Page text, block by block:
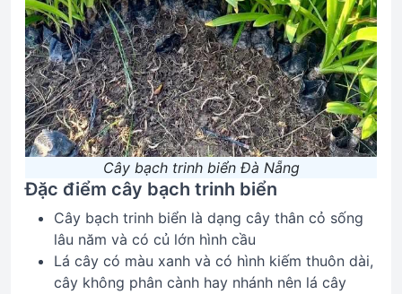
Cây bạch trinh biển Đà Nẵng
Đặc điểm cây bạch trinh biển
Cây bạch trinh biển là dạng cây thân cỏ sống
lâu năm và có củ lớn hình cầu
Lá cây có màu xanh và có hình kiếm thuôn dài,
cây không phân cành hay nhánh nên lá cây